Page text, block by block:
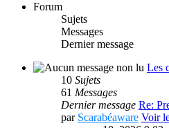
Forum
Sujets
Messages
Dernier message
Les
10 Sujets
61 Messages
Dernier message Re:
par Scarabéaware Voir